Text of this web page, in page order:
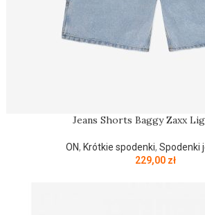
Jeans Shorts Baggy Zaxx
ON, Krótkie spodenki, Spodenki
229,00 zł